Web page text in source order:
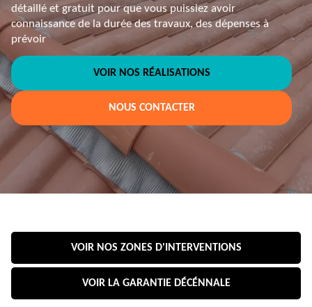
détaillé et gratuit pour que vous puissiez avoir
connaissance de la durée des travaux, des dépenses à
prévoir
VOIR NOS RÉALISATIONS
NOUS CONTACTER
VOIR NOS ZONES D'INTERVENTIONS
VOIR LA GARANTIE DÉCÉNNALE